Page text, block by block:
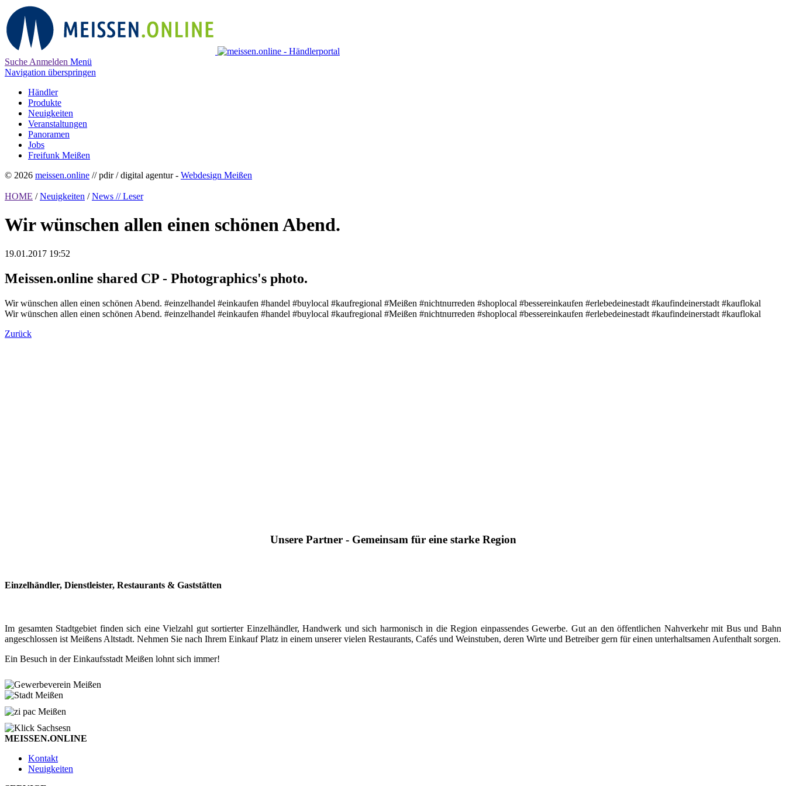
Suche Anmelden Menü
Navigation überspringen
Händler
Produkte
Neuigkeiten
Veranstaltungen
Panoramen
Jobs
Freifunk Meißen
© 2026 meissen.online // pdir / digital agentur - Webdesign Meißen
HOME / Neuigkeiten / News // Leser
Wir wünschen allen einen schönen Abend.
19.01.2017 19:52
Meissen.online shared CP - Photographics's photo.
Wir wünschen allen einen schönen Abend. #einzelhandel #einkaufen #handel #buylocal #kaufregional #Meißen #nichtnurreden #shoplocal #bessereinkaufen #erlebedeinestadt #kaufindeinerstadt #kauflokal
Wir wünschen allen einen schönen Abend. #einzelhandel #einkaufen #handel #buylocal #kaufregional #Meißen #nichtnurreden #shoplocal #bessereinkaufen #erlebedeinestadt #kaufindeinerstadt #kauflokal
Zurück
Unsere Partner - Gemeinsam für eine starke Region
Einzelhändler, Dienstleister, Restaurants & Gaststätten
Im gesamten Stadtgebiet finden sich eine Vielzahl gut sortierter Einzelhändler, Handwerk und sich harmonisch in die Region einpassendes Gewerbe. Gut an den öffentlichen Nahverkehr mit Bus und Bahn
angeschlossen ist Meißens Altstadt. Nehmen Sie nach Ihrem Einkauf Platz in einem unserer vielen Restaurants, Cafés und Weinstuben, deren Wirte und Betreiber gern für einen unterhaltsamen Aufenthalt sorgen.
Ein Besuch in der Einkaufsstadt Meißen lohnt sich immer!
MEISSEN.ONLINE
Kontakt
Neuigkeiten